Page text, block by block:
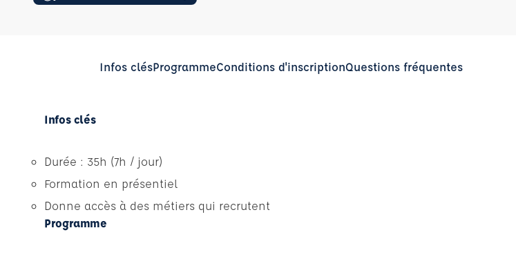
Infos clésProgrammeConditions d'inscriptionQuestions fréquentes
Infos clés
Durée : 35h (7h / jour)
Formation en présentiel
Donne accès à des métiers qui recrutent
Programme